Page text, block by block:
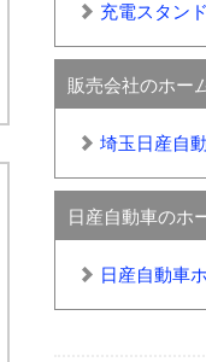
充電スタン
販売会社のホー
埼玉日産自
日産自動車のホ
日産自動車